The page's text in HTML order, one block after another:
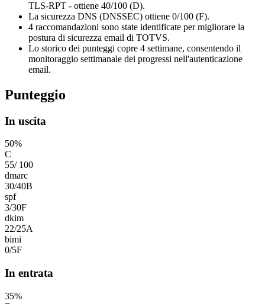
TLS-RPT - ottiene 40/100 (D).
La sicurezza DNS (DNSSEC) ottiene 0/100 (F).
4 raccomandazioni sono state identificate per migliorare la
postura di sicurezza email di TOTVS.
Lo storico dei punteggi copre 4 settimane, consentendo il
monitoraggio settimanale dei progressi nell'autenticazione
email.
Punteggio
In uscita
50%
C
55/ 100
dmarc
30/40B
spf
3/30F
dkim
22/25A
bimi
0/5F
In entrata
35%